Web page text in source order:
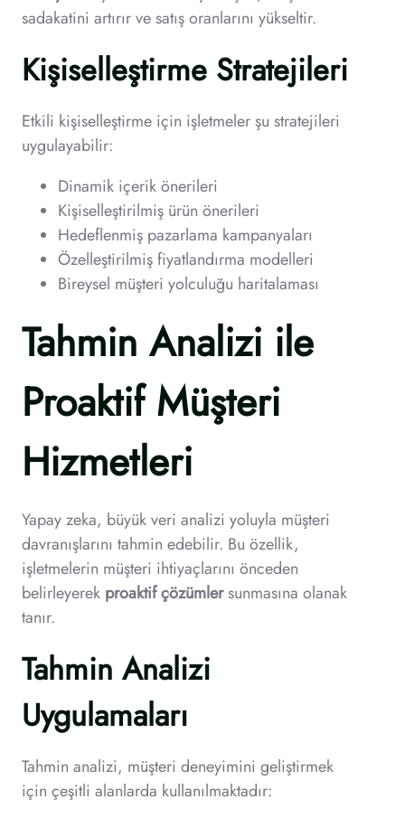
sadakatini artırır ve satış oranlarını yükseltir.
Kişiselleştirme Stratejileri
Etkili kişiselleştirme için işletmeler şu stratejileri
uygulayabilir:
Dinamik içerik önerileri
Kişiselleştirilmiş ürün önerileri
Hedeflenmiş pazarlama kampanyaları
Özelleştirilmiş fiyatlandırma modelleri
Bireysel müşteri yolculuğu haritalaması
Tahmin Analizi ile
Proaktif Müşteri
Hizmetleri
Yapay zeka, büyük veri analizi yoluyla müşteri
davranışlarını tahmin edebilir. Bu özellik,
işletmelerin müşteri ihtiyaçlarını önceden
belirleyerek proaktif çözümlersunmasına olanak
tanır.
Tahmin Analizi
Uygulamaları
Tahmin analizi, müşteri deneyimini geliştirmek
için çeşitli alanlarda kullanılmaktadır: